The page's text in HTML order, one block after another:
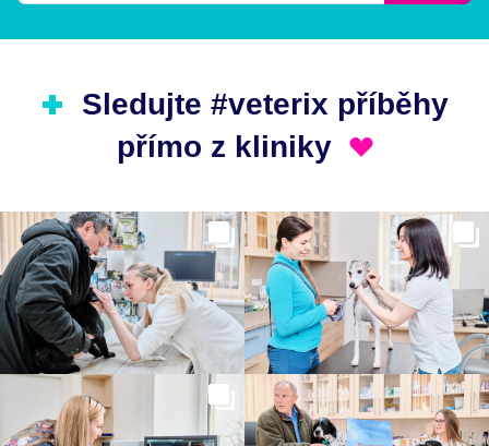
Sledujte #veterix příběhy
přímo z kliniky